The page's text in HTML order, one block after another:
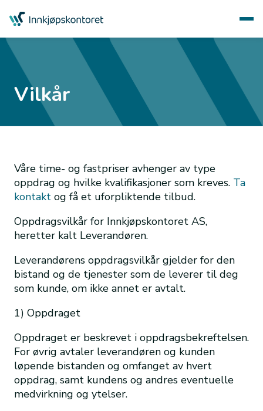
Vilkår
Våre time- og fastpriser avhenger av type
oppdrag og hvilke kvalifikasjoner som kreves. Ta
kontakt og få et uforpliktende tilbud.
Oppdragsvilkår for Innkjøpskontoret AS,
heretter kalt Leverandøren.
Leverandørens oppdragsvilkår gjelder for den
bistand og de tjenester som de leverer til deg
som kunde, om ikke annet er avtalt.
1) Oppdraget
Oppdraget er beskrevet i oppdragsbekreftelsen.
For øvrig avtaler leverandøren og kunden
løpende bistanden og omfanget av hvert
oppdrag, samt kundens og andres eventuelle
medvirkning og ytelser.